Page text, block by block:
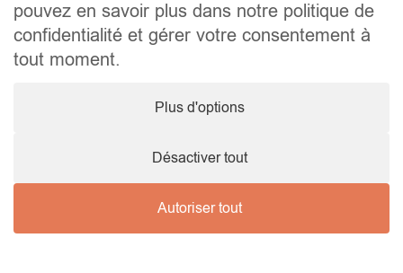
Société
TVA. BE 0464.629.802 • IPI : 510350 RC professionnelle et
cautionnement via AXA Belgium SA – police n° 730.390.160
Protection des données personnelles•Mentions légales
pouvez en savoir plus dans notre politique de
confidentialité et gérer votre consentement à
tout moment.
Plus d'options
Désactiver tout
Autoriser tout